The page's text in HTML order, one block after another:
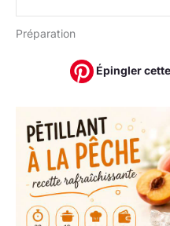
Préparation
Épingler